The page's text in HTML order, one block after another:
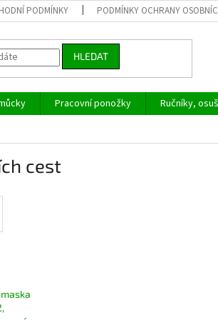
PODMÍNKY PODMÍNKY OCHRANY
HLEDAT
Pracovní ponožky Ručníky,
cest